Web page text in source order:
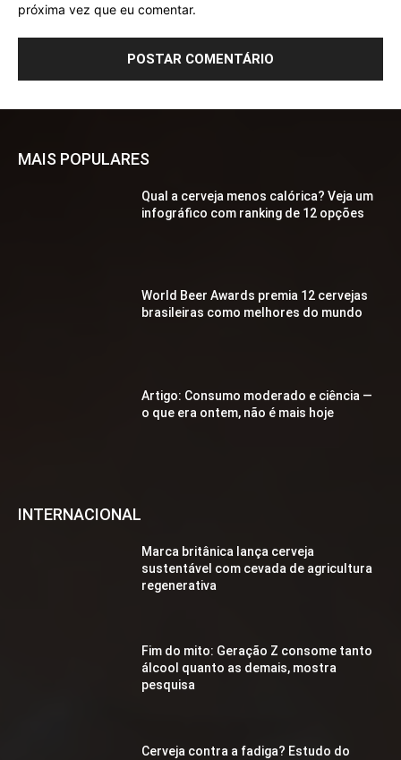
próxima vez que eu comentar.
MAIS POPULARES
Qual a cerveja menos calórica? Veja um
infográfico com ranking de 12 opções
World Beer Awards premia 12 cervejas
brasileiras como melhores do mundo
Artigo: Consumo moderado e ciência —
o que era ontem, não é mais hoje
INTERNACIONAL
Marca britânica lança cerveja
sustentável com cevada de agricultura
regenerativa
Fim do mito: Geração Z consome tanto
álcool quanto as demais, mostra
pesquisa
Cerveja contra a fadiga? Estudo do